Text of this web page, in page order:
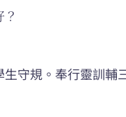
守規。奉行靈訓輔